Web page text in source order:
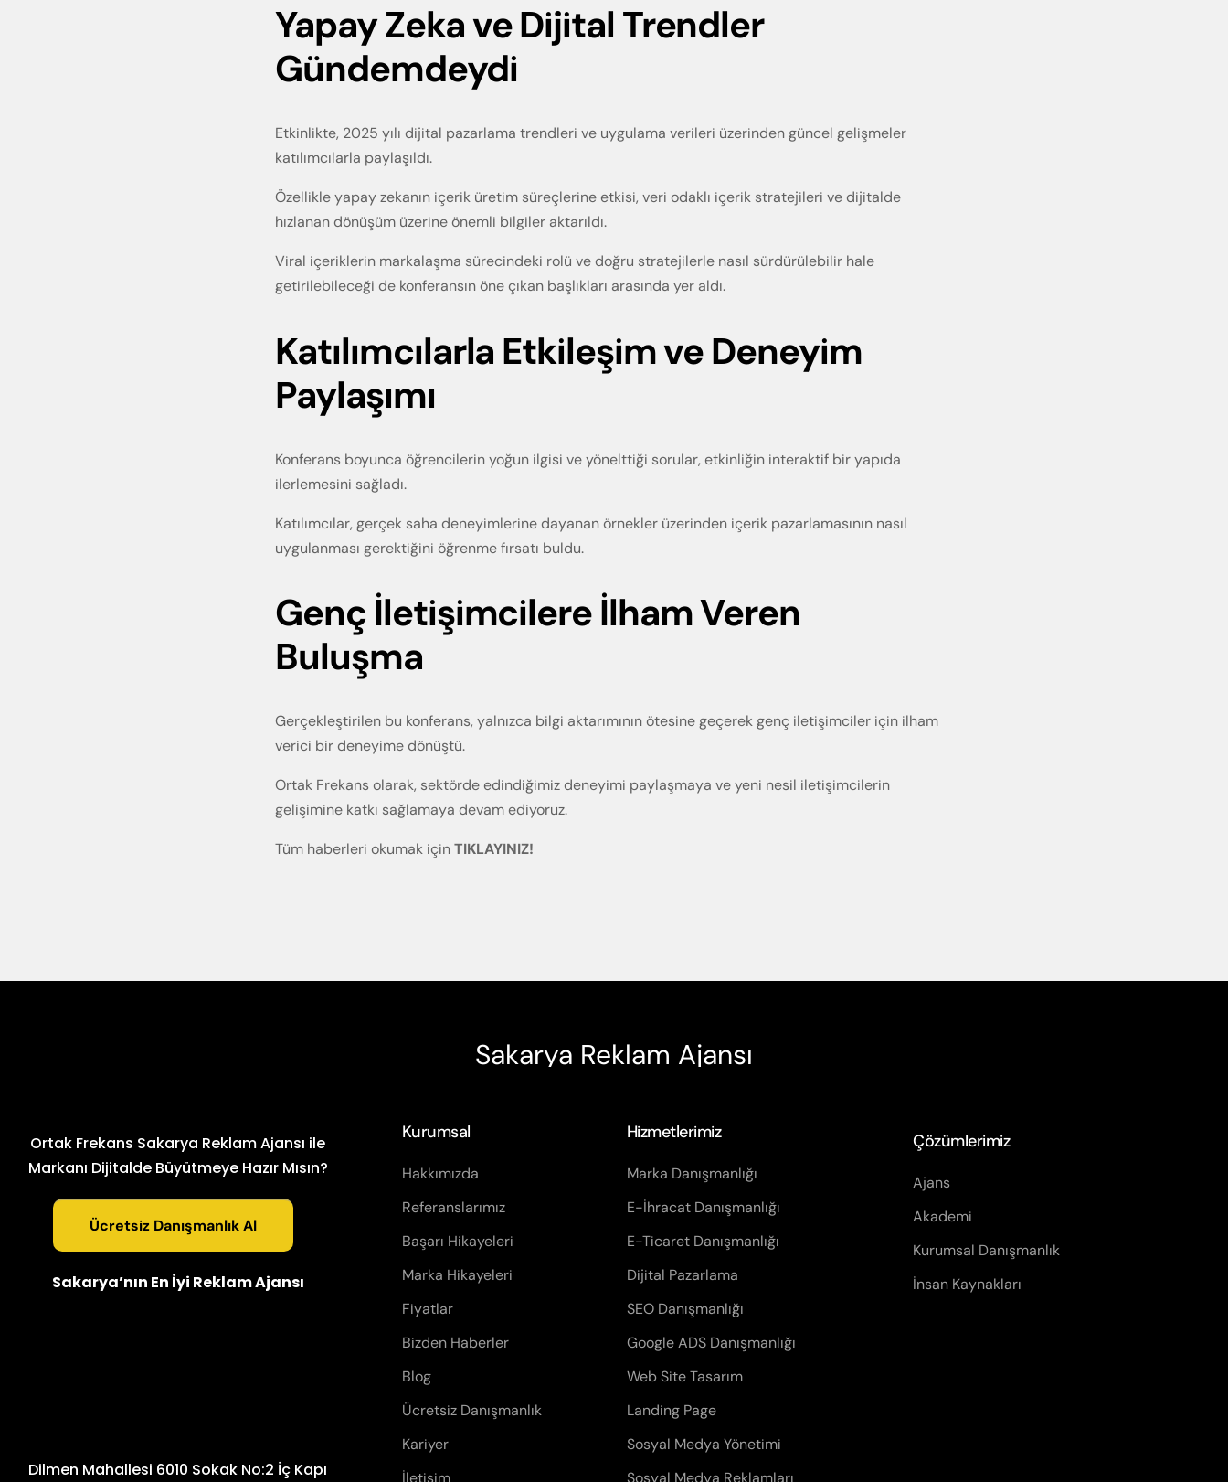
Yapay Zeka ve Dijital Trendler
Gündemdeydi
Etkinlikte, 2025 yılı dijital pazarlama trendleri ve uygulama verileri üzerinden güncel gelişmeler
katılımcılarla paylaşıldı.
Özellikle yapay zekanın içerik üretim süreçlerine etkisi, veri odaklı içerik stratejileri ve dijitalde
hızlanan dönüşüm üzerine önemli bilgiler aktarıldı.
Viral içeriklerin markalaşma sürecindeki rolü ve doğru stratejilerle nasıl sürdürülebilir hale
getirilebileceği de konferansın öne çıkan başlıkları arasında yer aldı.
Katılımcılarla Etkileşim ve Deneyim
Paylaşımı
Konferans boyunca öğrencilerin yoğun ilgisi ve yönelttiği sorular, etkinliğin interaktif bir yapıda
ilerlemesini sağladı.
Katılımcılar, gerçek saha deneyimlerine dayanan örnekler üzerinden içerik pazarlamasının nasıl
uygulanması gerektiğini öğrenme fırsatı buldu.
Genç İletişimcilere İlham Veren
Buluşma
Gerçekleştirilen bu konferans, yalnızca bilgi aktarımının ötesine geçerek genç iletişimciler için ilham
verici bir deneyime dönüştü.
Ortak Frekans olarak, sektörde edindiğimiz deneyimi paylaşmaya ve yeni nesil iletişimcilerin
gelişimine katkı sağlamaya devam ediyoruz.
Tüm haberleri okumak içinTIKLAYINIZ!
Sakarya Reklam Ajansı
Ortak Frekans Sakarya Reklam Ajansı ile
Markanı Dijitalde Büyütmeye Hazır Mısın?
Ücretsiz Danışmanlık Al
Sakarya’nın En İyi Reklam Ajansı
Dilmen Mahallesi 6010 Sokak No:2 İç Kapı
Kurumsal
Hakkımızda
Referanslarımız
Başarı Hikayeleri
Marka Hikayeleri
Fiyatlar
Bizden Haberler
Blog
Ücretsiz Danışmanlık
Kariyer
İletişim
Hizmetlerimiz
Marka Danışmanlığı
E-İhracat Danışmanlığı
E-Ticaret Danışmanlığı
Dijital Pazarlama
SEO Danışmanlığı
Google ADS Danışmanlığı
Web Site Tasarım
Landing Page
Sosyal Medya Yönetimi
Sosyal Medya Reklamları
Çözümlerimiz
Ajans
Akademi
Kurumsal Danışmanlık
İnsan Kaynakları